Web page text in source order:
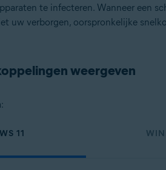
te infecteren. Wanneer een
uw verborgen, oorspronkelijke
weergeven
11